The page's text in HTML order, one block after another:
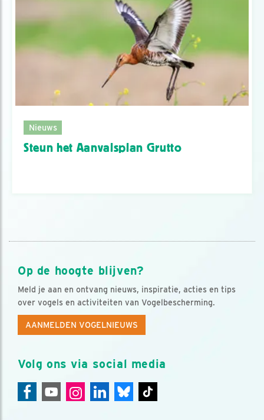
Nieuws
Steun het Aanvalsplan Grutto
Op de hoogte blijven?
Meld je aan en ontvang nieuws, inspiratie, acties en tips
over vogels en activiteiten van Vogelbescherming.
AANMELDEN VOGELNIEUWS
Volg ons via social media